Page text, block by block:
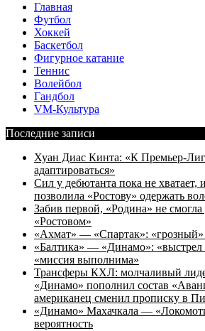
Главная
Футбол
Хоккей
Баскетбол
Фигурное катание
Теннис
Волейбол
Гандбол
VM-Культура
Последние записи
Хуан Диас Кинта: «К Премьер-
адаптироваться»
Сил у дебютанта пока не хватает,
позволила «Ростову» одержать
Забив первой, «Родина» не смогла
«Ростовом»
«Ахмат» — «Спартак»: «грозный»
«Балтика» — «Динамо»: «выстрел
«миссия выполнима»
Трансферы КХЛ: молчаливый
«Динамо» пополнил состав
американец сменил прописку в
«Динамо» Махачкала —
вероятность